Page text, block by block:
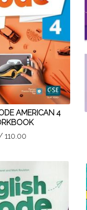
AMERICAN 4
110.00